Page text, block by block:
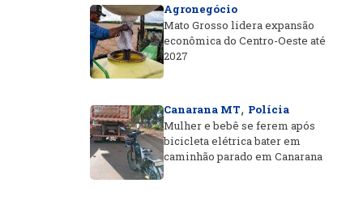
Agronegócio
Mato Grosso lidera expansão
econômica do Centro-Oeste até
2027
Canarana MT, Polícia
Mulher e bebê se ferem após
bicicleta elétrica bater em
caminhão parado em Canarana